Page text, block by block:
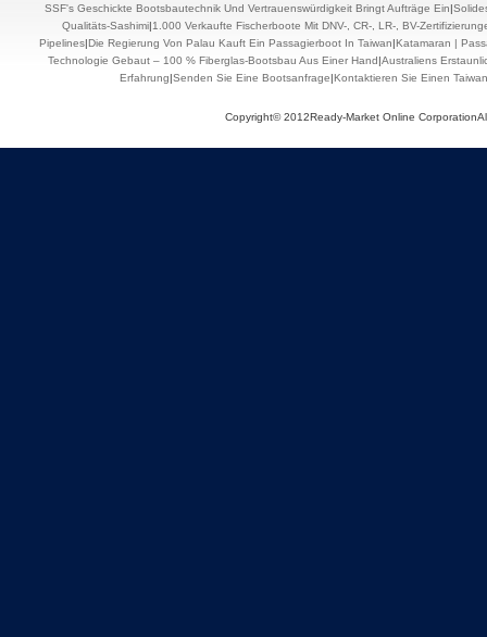
SSF's Geschickte Bootsbautechnik Und Vertrauenswürdigkeit Bringt Aufträge Ein|
Qualitäts-Sashimi|1.000 Verkaufte Fischerboote Mit DNV-, CR-, LR-, BV-
Pipelines|Die Regierung Von Palau Kauft Ein Passagierboot In Taiwan|Katamaran |
Technologie Gebaut – 100 % Fiberglas-Bootsbau Aus Einer Hand|Australiens
Erfahrung|Senden Sie Eine Bootsanfrage|Kontaktieren Sie Einen
Copyright© 2012Ready-Market Online